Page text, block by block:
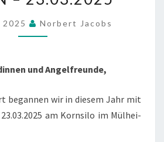
HAFEN
Norbert Jacobs
und Angelfreunde,
began­nen wir in die­sem Jahr mit
am Korn­si­lo im Mül­hei­